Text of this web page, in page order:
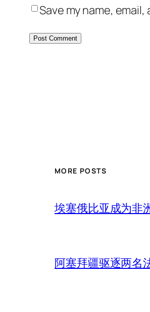
Save my name,
MORE POSTS
埃塞俄比亚成为非
阿塞拜疆驱逐两名